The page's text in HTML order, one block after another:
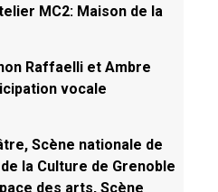
MC2: Maison de la
Raffaelli et Ambre
vocale
Scène nationale de
la Culture de Grenoble
des arts, Scène